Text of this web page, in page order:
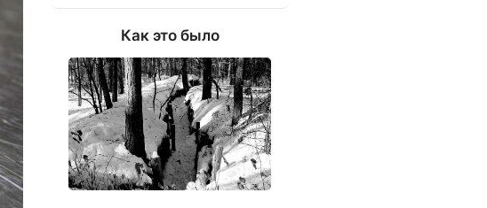
Как это было